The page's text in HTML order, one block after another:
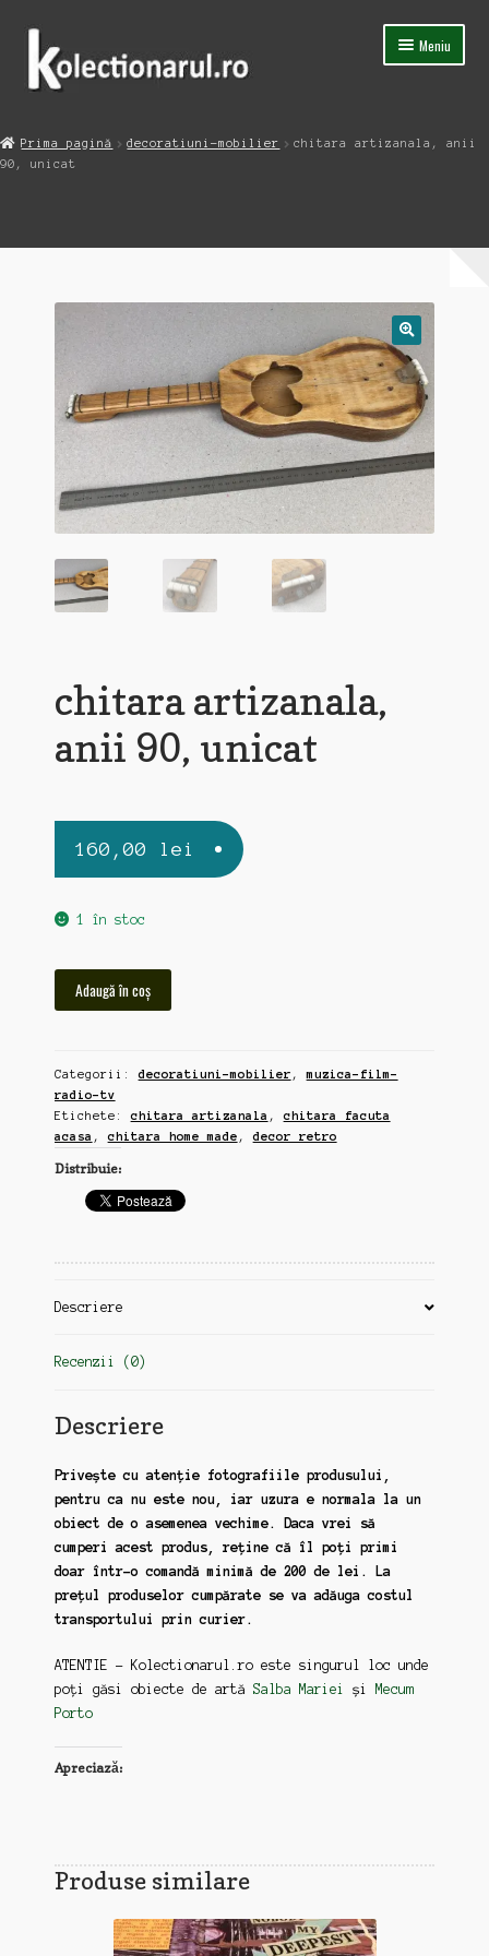
Sari
navigare
Sari
conținut
Meniu
Magazin
Prima pagină decoratiuni-mobilier
chitara artizanala, anii
90, unicat
chitara artizanala,
anii 90, unicat
160,00 lei
1 în stoc
chitara
90,
unicat
Adaugă în coș
Categorii:decoratiuni-mobilier ,muzica-film-
radio-tv
Etichete:chitara artizanala ,chitara facuta
acasa ,chitara home made ,decor retro
Distribuie:
Descriere
Recenzii (0)
Descriere
Privește cu atenție fotografiile produsului,
pentru ca nu este nou, iar uzura e normala la un
obiect de o asemenea vechime. Daca vrei să
cumperi acest produs, reține că îl poți primi
doar într-o comandă minimă de 200 de lei. La
prețul produselor cumpărate se va adăuga costul
transportului prin curier.
ATENTIE – Kolectionarul.ro este singurul loc unde
poți găsi obiecte de artă Salba Mariei și
Mecum
Porto
Apreciază:
Produse similare